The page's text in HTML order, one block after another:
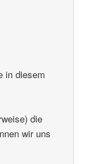
in diesem
die
wir uns